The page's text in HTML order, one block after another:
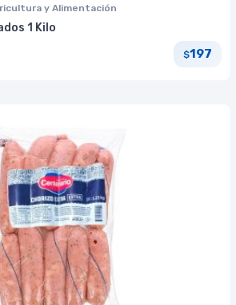
y Alimentación
1 Kilo
$197